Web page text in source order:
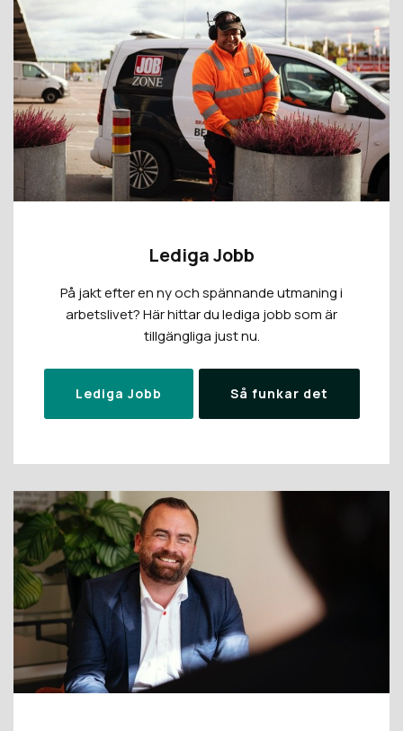
Lediga Jobb
På jakt efter en ny och spännande utmaning i
arbetslivet? Här hittar du lediga jobb som är
tillgängliga just nu.
Lediga Jobb Så funkar det